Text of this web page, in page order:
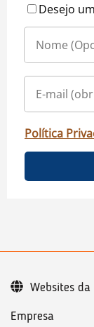
Desejo
Política
Empresa
Websites da